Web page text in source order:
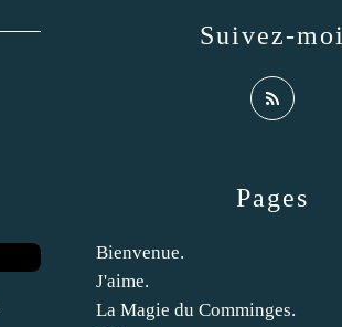
Pages
Bienvenue.
J'aime.
La Magie du Comminges.
Suivez-moi